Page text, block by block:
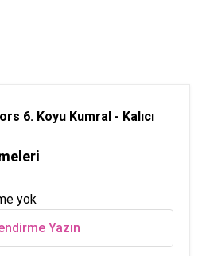
6. Koyu Kumral - Kalıcı
yok
Yazın